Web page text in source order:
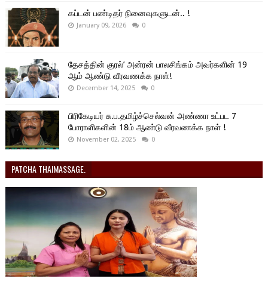
கப்டன் பண்டிதர் நினைவுகளுடன்.. !
January 09, 2026 0
தேசத்தின் குரல்’ அன்ரன் பாலசிங்கம் அவர்களின் 19
ஆம் ஆண்டு வீரவணக்க நாள்!
December 14, 2025 0
பிரிகேடியர் சு.ப.தமிழ்ச்செல்வன் அண்ணா உட்பட 7
போராளிகளின் 18ம் ஆண்டு வீரவணக்க நாள் !
November 02, 2025 0
PATCHA THAIMASSAGE.